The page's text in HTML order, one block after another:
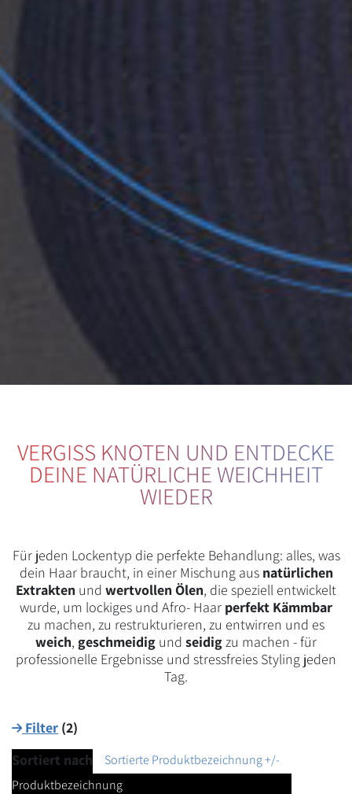
VERGISS KNOTEN UND ENTDECKE
DEINE NATÜRLICHE WEICHHEIT
WIEDER
Für jeden Lockentyp die perfekte Behandlung: alles, was
dein Haar braucht, in einer Mischung aus natürlichen
Extrakten und wertvollen Ölen, die speziell entwickelt
wurde, um lockiges und Afro- Haar perfekt Kämmbar
zu machen, zu restrukturieren, zu entwirren und es
weich, geschmeidig und seidigzu machen - für
professionelle Ergebnisse und stressfreies Styling jeden
Tag.
Filter (2)
Sortiert nach
Sortierte Produktbezeichnung +/-
Produktbezeichnung